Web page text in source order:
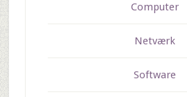
Computer
Netværk
Software